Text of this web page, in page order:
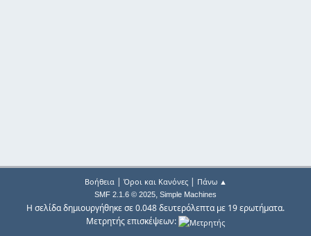
Βοήθεια| Όροι και Κανόνες| Πάνω ▲
SMF 2.1.6 © 2025, Simple Machines
Η σελίδα δημιουργήθηκε σε 0.048 δευτερόλεπτα με 19 ερωτήματα.
Μετρητής επισκέψεων: